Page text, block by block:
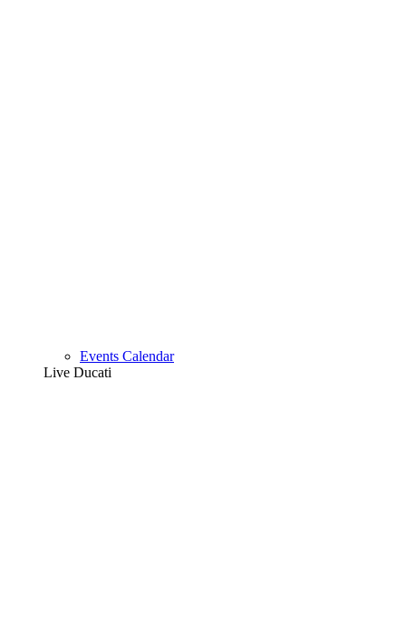
Events Calendar
Live Ducati